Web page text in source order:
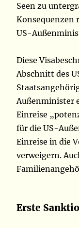
Seen zu
Konsequenzen
US-
Diese
Abschnitt des
Außenminister
Einreise
für die US-
Einreise in die
verweigern.
Erste